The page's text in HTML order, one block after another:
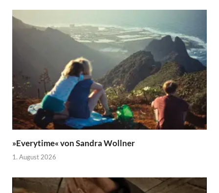
»Everytime« von Sandra Wollner
1. August 2026